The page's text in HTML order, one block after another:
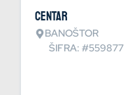
Centar
BANOŠTOR
ŠIFRA: #559877